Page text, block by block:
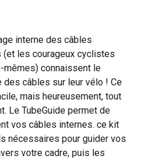
interne des câbles
(et les courageux cyclistes
mêmes) connaissent le
des câbles sur leur vélo ! Ce
mais heureusement, tout
Le TubeGuide permet de
vos câbles internes. ce kit
nécessaires pour guider vos
votre cadre, puis les